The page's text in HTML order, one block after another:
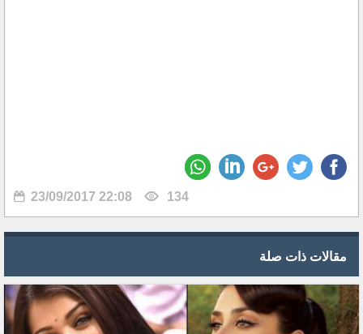
23/09/2017 22:08 134
مقالات ذات صلة